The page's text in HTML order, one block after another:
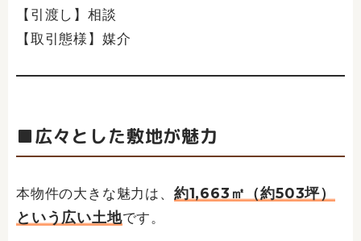
【引渡し】相談
【取引態様】媒介
■広々とした敷地が魅力
本物件の大きな魅力は、 約1,663㎡（約503坪）
という広い土地です。